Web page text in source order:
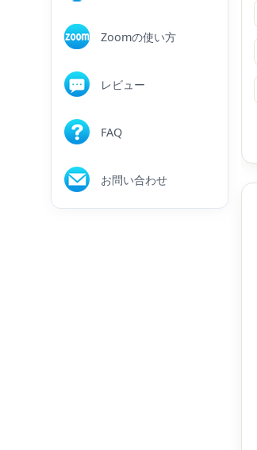
Zoomの使い方
レビュー
FAQ
お問い合わせ